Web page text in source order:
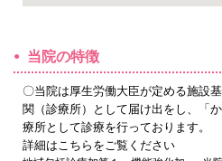
当院の特徴
〇当院は厚生労働大臣が定める施設
関（診療所）として届け出をし、「
療所として診療を行っております。
詳細はこちらをご覧ください